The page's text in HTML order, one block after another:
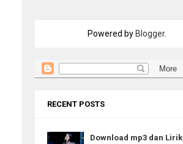
Powered by Blogger.
RECENT POSTS
Download mp3 dan Lirik